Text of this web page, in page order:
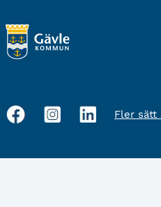
Sociala
Fler sätt